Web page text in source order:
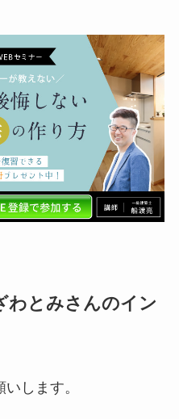
わとみさんのイン
します。